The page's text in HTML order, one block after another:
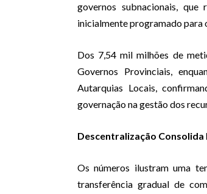
governos subnacionais,
inicialmente programado para
Dos 7,54 mil milhões de
Governos Provinciais,
Autarquias Locais,
governação na gestão dos
Descentralização Consolida
Os números ilustram uma
transferência gradual de